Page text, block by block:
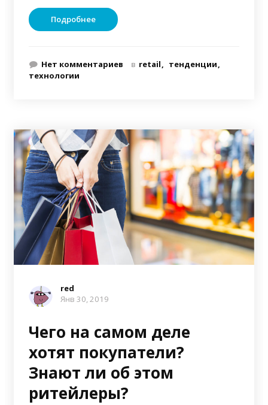
Подробнее
Нет комментариев в retail
тенденции
технологии
red
Янв 30, 2019
Чего на самом деле
хотят покупатели?
Знают ли об этом
ритейлеры?